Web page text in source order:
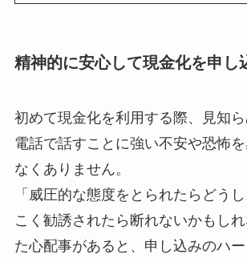
精神的に安心して現金化を申し
初めて現金化を利用する際、見知
電話で話すことに強い不安や恐怖
なくありません。
「威圧的な態度をとられたらどう
こく勧誘されたら断れないかもし
た心配事があると、申し込みのハー